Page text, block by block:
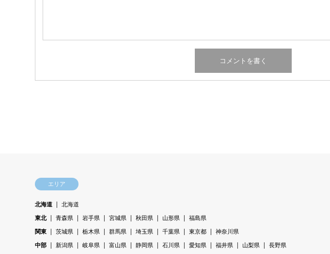
エリア
北海道
北海道
東北
青森県 岩手県 宮城県 秋田県 山形県
福島県
関東
茨城県 栃木県 群馬県 埼玉県 千葉県 東京都
神奈川県
中部
新潟県 岐阜県 富山県 静岡県 石川県 愛知県 福井県 山梨県
長野県